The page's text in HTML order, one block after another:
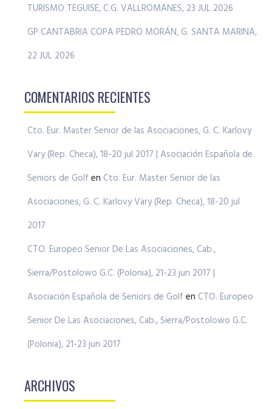
TURISMO TEGUISE, C.G. VALLROMANES, 23 JUL 2026
GP CANTABRIA COPA PEDRO MORÁN, G. SANTA MARINA,
22 JUL 2026
COMENTARIOS RECIENTES
Cto. Eur. Master Senior de las Asociaciones, G. C. Karlovy
Vary (Rep. Checa), 18-20 jul 2017 | Asociación Española de
Seniors de Golf en Cto. Eur. Master Senior de las
Asociaciones, G. C. Karlovy Vary (Rep. Checa), 18-20 jul
2017
CTO. Europeo Senior De Las Asociaciones, Cab.,
Sierra/Postolowo G.C. (Polonia), 21-23 jun 2017 |
Asociación Española de Seniors de Golf en CTO. Europeo
Senior De Las Asociaciones, Cab., Sierra/Postolowo G.C.
(Polonia), 21-23 jun 2017
ARCHIVOS